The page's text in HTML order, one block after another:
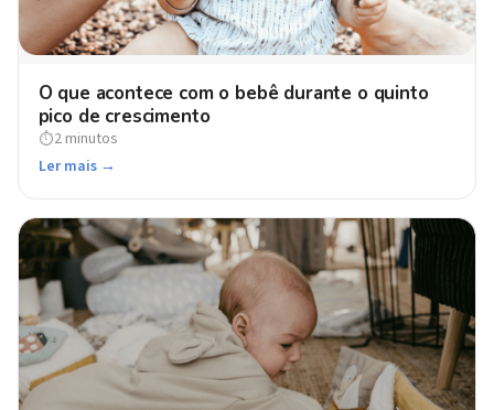
O que acontece com o bebê durante o quinto
pico de crescimento
⏱2 minutos
Ler mais →